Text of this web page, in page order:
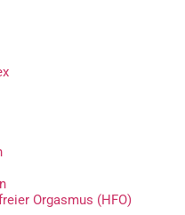
Orgasmus (HFO)